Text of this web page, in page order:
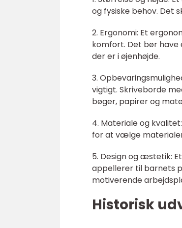
og fysiske behov. Det
2. Ergonomi: Et
komfort. Det bør have
der er i øjenhøjde.
3.
vigtigt. Skriveborde
bøger, papirer og
4. Materiale og
for at vælge
5. Design og æstetik:
appellerer til barnets
motiverende
Historisk